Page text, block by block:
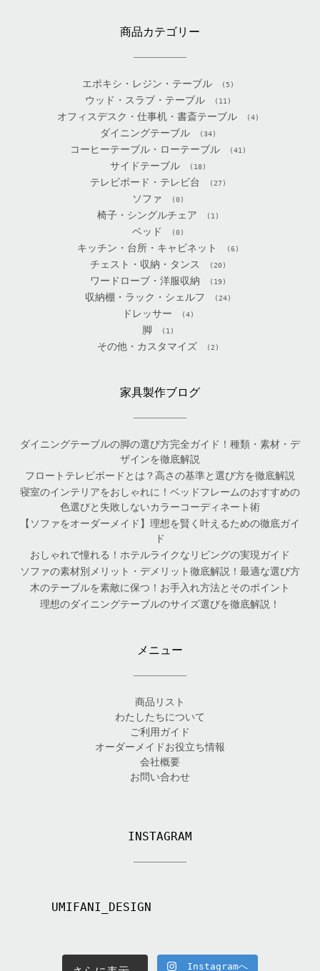
商品カテゴリー
エポキシ・レジン・テーブル (5)
ウッド・スラブ・テーブル (11)
オフィスデスク・仕事机・書斎テーブル (4)
ダイニングテーブル (34)
コーヒーテーブル・ローテーブル (41)
サイドテーブル (18)
テレビボード・テレビ台 (27)
ソファ (0)
椅子・シングルチェア (1)
ベッド (0)
キッチン・台所・キャビネット (6)
チェスト・収納・タンス (20)
ワードローブ・洋服収納 (19)
収納棚・ラック・シェルフ (24)
ドレッサー (4)
脚 (1)
その他・カスタマイズ (2)
家具製作ブログ
ダイニングテーブルの脚の選び方完全ガイド！種類・素材・デ
ザインを徹底解説
フロートテレビボードとは？高さの基準と選び方を徹底解説
寝室のインテリアをおしゃれに！ベッドフレームのおすすめの
色選びと失敗しないカラーコーディネート術
【ソファをオーダーメイド】理想を賢く叶えるための徹底ガイ
ド
おしゃれで憧れる！ホテルライクなリビングの実現ガイド
ソファの素材別メリット・デメリット徹底解説！最適な選び方
木のテーブルを素敵に保つ！お手入れ方法とそのポイント
理想のダイニングテーブルのサイズ選びを徹底解説！
メニュー
商品リスト
わたしたちについて
ご利用ガイド
オーダーメイドお役立ち情報
会社概要
お問い合わせ
INSTAGRAM
UMIFANI_DESIGN
Instagramへ